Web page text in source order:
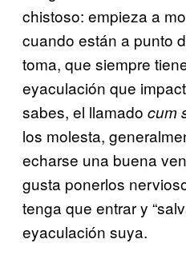
chistoso: empieza a
cuando están a punto
toma, que siempre
eyaculación que
sabes, el llamado cum
los molesta,
echarse una buena
gusta ponerlos
tenga que entrar y
eyaculación suya.